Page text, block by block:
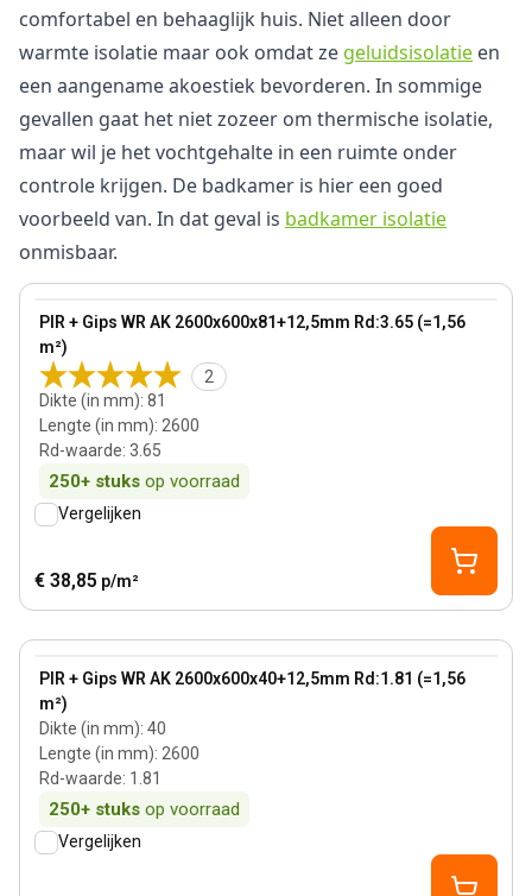
comfortabel en behaaglijk huis. Niet alleen door
warmte isolatie maar ook omdat ze geluidsisolatie en
een aangename akoestiek bevorderen. In sommige
gevallen gaat het niet zozeer om thermische isolatie,
maar wil je het vochtgehalte in een ruimte onder
controle krijgen. De badkamer is hier een goed
voorbeeld van. In dat geval is badkamer isolatie
onmisbaar.
PIR + Gips WR AK 2600x600x81+12,5mm Rd:3.65 (=1,56
m²)
2
Dikte (in mm): 81
Lengte (in mm): 2600
Rd-waarde: 3.65
250+ stuks op voorraad
View product
Vergelijken
€ 38,85 p/m²
PIR + Gips WR AK 2600x600x40+12,5mm Rd:1.81 (=1,56
m²)
Dikte (in mm): 40
Lengte (in mm): 2600
Rd-waarde: 1.81
250+ stuks op voorraad
View product
Vergelijken